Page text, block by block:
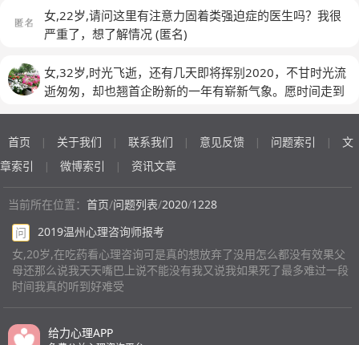
有罪，需要接受惩罚。我每天都想死，想死想死想死想
死。我不喜欢别人靠近我，我只喜欢自己带着。
最近总是崩溃(匿名)
女,22岁,请问这里有注意力固着类强迫症的医生吗？我很
严重了，想了解情况 (匿名)
女,32岁,时光飞逝，还有几天即将挥别2020，不甘时光流
逝匆匆，却也翘首企盼新的一年有崭新气象。愿时间走到
重要的人越来越少，于是留在身边的人越来越重要！
首页 | 关于我们 | 联系我们 | 意见反馈 | 问题索引 |
文
章索引
| 微博索引 | 资讯文章
当前所在位置： 首页/问题列表/2020/1228
问
2019温州心理咨询师报考
女,20岁,在吃药看心理咨询可是真的想放弃了没用怎么都没有效果父
母还那么说我天天嘴巴上说不能没有我又说我如果死了最多难过一段
时间我真的听到好难受
给力心理APP